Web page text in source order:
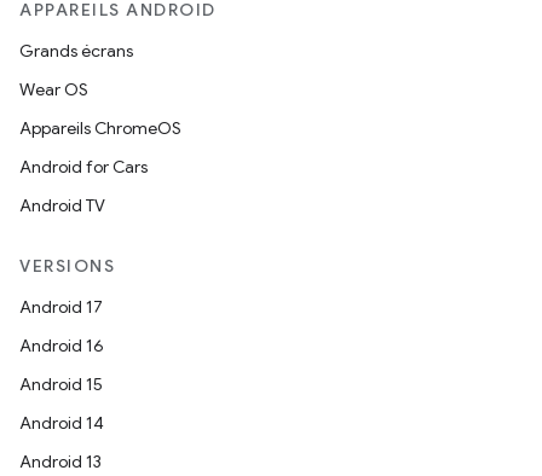
APPAREILS ANDROID
Grands écrans
Wear OS
Appareils ChromeOS
Android for Cars
Android TV
VERSIONS
Android 17
Android 16
Android 15
Android 14
Android 13